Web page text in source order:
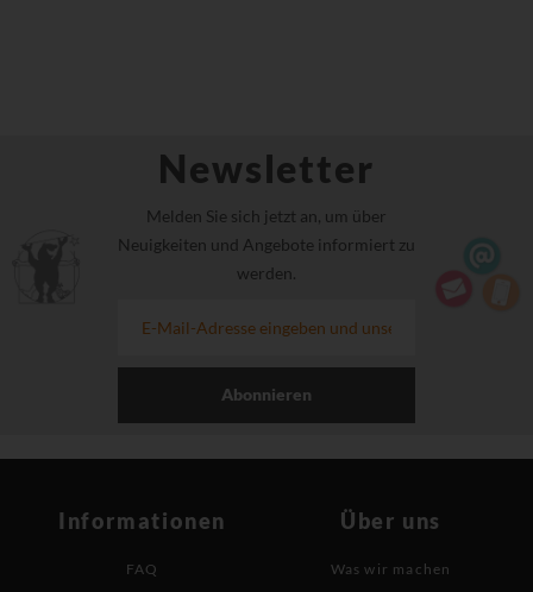
Newsletter
Melden Sie sich jetzt an, um über
Neuigkeiten und Angebote informiert zu
werden.
Abonnieren
Informationen
FAQ
Über uns
Was wir machen